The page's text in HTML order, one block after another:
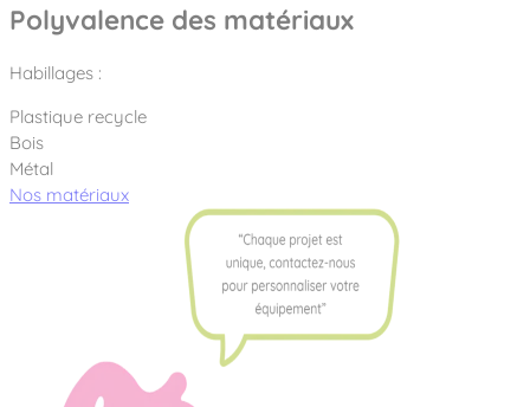
Polyvalence des matériaux
Habillages :
Plastique recycle
Bois
Métal
Nos matériaux